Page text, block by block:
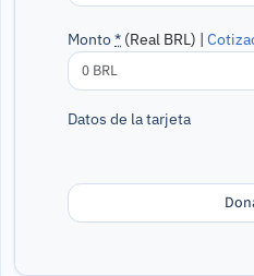
Monto* (Real BRL) |
Datos de la tarjeta